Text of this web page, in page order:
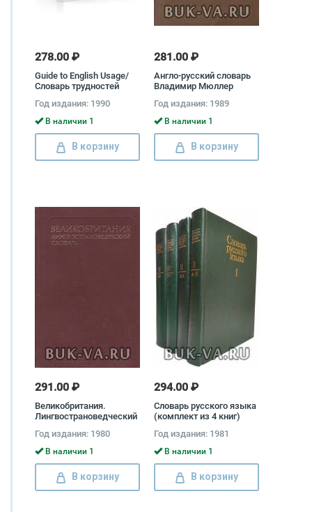
278.00 ₽
Guide to English Usage/
Словарь трудностей
Гринбаум, Дж. Уиткат
Год издания: 1990
В наличии 1
В корзину
281.00 ₽
Англо-русский словарь
Владимир Мюллер
Год издания: 1989
В наличии 1
В корзину
291.00 ₽
Великобритания.
Лингвострановедческий
Год издания: 1980
В наличии 1
В корзину
294.00 ₽
Словарь русского языка
(комплект из 4 книг)
Год издания: 1981
В наличии 1
В корзину